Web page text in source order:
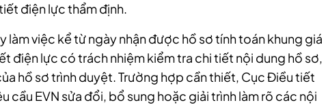
điện lực thẩm định.
làm việc kể từ ngày nhận được hồ sơ tính toán khung giá
điện lực có trách nhiệm kiểm tra chi tiết nội dung hồ sơ,
hồ sơ trình duyệt. Trường hợp cần thiết, Cục Điều tiết
cầu EVN sửa đổi, bổ sung hoặc giải trình làm rõ các nội